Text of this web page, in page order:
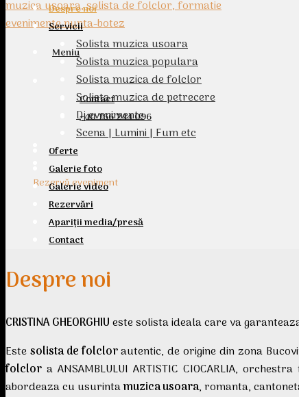
Meniu
Contact
+40 766 244 096
Rezervă eveniment
Despre noi
Servicii
Solista muzica usoara
Solista muzica populara
Solista muzica de folclor
Solista muzica de petrecere
Dj evenimente
Scena | Lumini | Fum etc
Oferte
Galerie foto
Galerie video
Rezervări
Apariții media/presă
Contact
Despre noi
CRISTINA GHEORGHIUeste solista ideala care va
Estesolista de folclorautentic, de origine din zona
folclor a ANSAMBLULUI ARTISTIC CIOCARLIA,
abordeaza cu usurintamuzica usoara, romanta,